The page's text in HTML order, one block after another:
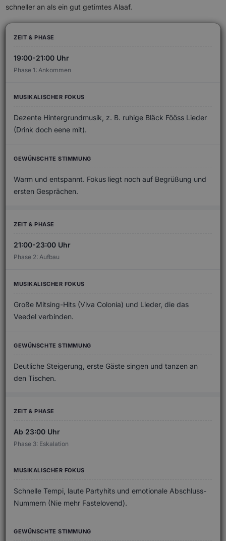
schneller an als ein gut getimtes Alaaf.
19:00-21:00 Uhr
Phase 1: Ankommen
Dezente Hintergrundmusik, z. B. ruhige Bläck Fööss Lieder
(Drink doch eene mit).
Warm und entspannt. Fokus liegt noch auf Begrüßung und
ersten Gesprächen.
21:00-23:00 Uhr
Phase 2: Aufbau
Große Mitsing-Hits (Viva Colonia) und Lieder, die das
Veedel verbinden.
Deutliche Steigerung, erste Gäste singen und tanzen an
den Tischen.
Ab 23:00 Uhr
Phase 3: Eskalation
Schnelle Tempi, laute Partyhits und emotionale Abschluss-
Nummern (Nie mehr Fastelovend).